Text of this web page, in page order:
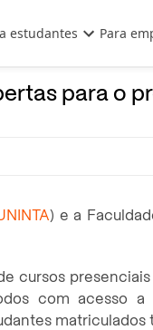
estudantes Para
para o
) e a
cursos
com acesso